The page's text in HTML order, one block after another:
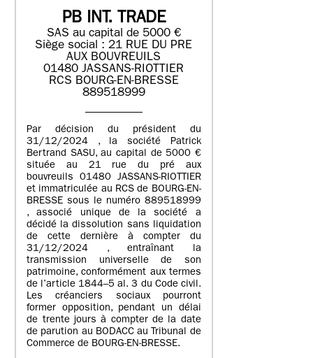
PB INT. TRADE
SAS au capital de 5000 €
Siège social : 21 RUE DU PRE
AUX BOUVREUILS
01480 JASSANS-RIOTTIER
RCS BOURG-EN-BRESSE
889518999
Par décision du président du
31/12/2024 , la société Patrick
Bertrand SASU, au capital de 5000 €
située au 21 rue du pré aux
bouvreuils 01480 JASSANS-RIOTTIER
et immatriculée au RCS de BOURG-EN-
BRESSE sous le numéro 889518999
, associé unique de la société a
décidé la dissolution sans liquidation
de cette dernière à compter du
31/12/2024 , entraînant la
transmission universelle de son
patrimoine, conformément aux termes
de l’article 1844–5 al. 3 du Code civil.
Les créanciers sociaux pourront
former opposition, pendant un délai
de trente jours à compter de la date
de parution au BODACC au Tribunal de
Commerce de BOURG-EN-BRESSE.